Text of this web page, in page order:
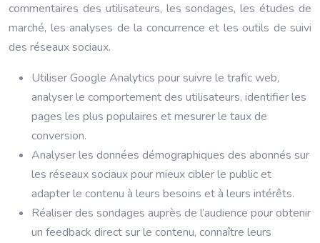
commentaires des utilisateurs, les sondages, les études de
marché, les analyses de la concurrence et les outils de suivi
des réseaux sociaux.
Utiliser Google Analytics pour suivre le trafic web,
analyser le comportement des utilisateurs, identifier les
pages les plus populaires et mesurer le taux de
conversion.
Analyser les données démographiques des abonnés sur
les réseaux sociaux pour mieux cibler le public et
adapter le contenu à leurs besoins et à leurs intérêts.
Réaliser des sondages auprès de l’audience pour obtenir
un feedback direct sur le contenu, connaître leurs